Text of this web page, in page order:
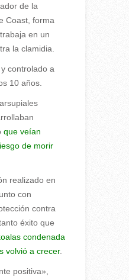
de la
Coast, forma
en un
la clamidia.
controlado a
10 años.
que veían
de morir
realizado en
con
contra
éxito que
condenada
volvió a crecer.
positiva»,